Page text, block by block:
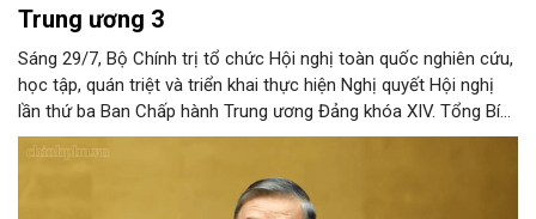
Trung ương 3
Sáng 29/7, Bộ Chính trị tổ chức Hội nghị toàn quốc nghiên cứu,
học tập, quán triệt và triển khai thực hiện Nghị quyết Hội nghị
lần thứ ba Ban Chấp hành Trung ương Đảng khóa XIV. Tổng Bí
thư, Chủ tịch nước Tô Lâm đã có bài phát biểu chỉ đạo quan
trọng. Tạp chí Người Hà Nội trân trọng giới thiệu toàn văn bài
phát biểu của đồng chí Tổng Bí thư, Chủ tịch nước.